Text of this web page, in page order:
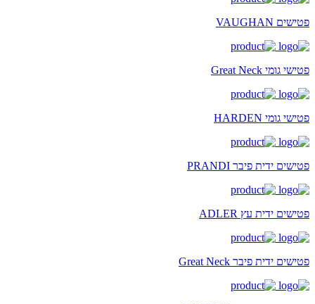
פטישים VAUGHAN
פטישי גומי Great Neck
פטישי גומי HARDEN
פטישים ידית פיבר PRANDI
פטישים ידית עץ ADLER
פטישים ידית פיבר Great Neck